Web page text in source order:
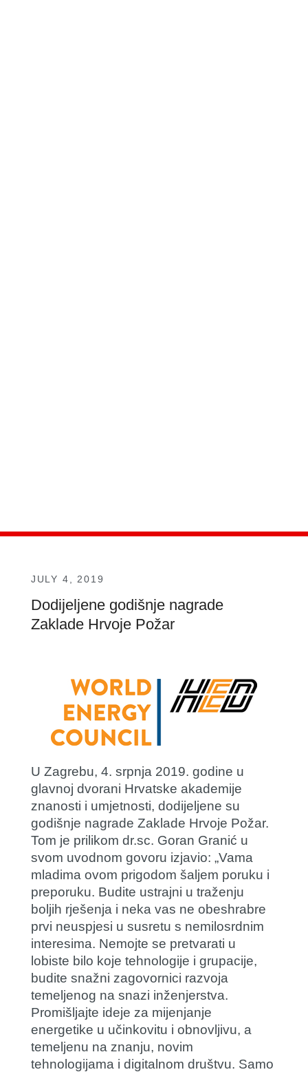
JULY 4, 2019
Dodijeljene godišnje nagrade
Zaklade Hrvoje Požar
U Zagrebu, 4. srpnja 2019. godine u
glavnoj dvorani Hrvatske akademije
znanosti i umjetnosti, dodijeljene su
godišnje nagrade Zaklade Hrvoje Požar.
Tom je prilikom dr.sc. Goran Granić u
svom uvodnom govoru izjavio: „Vama
mladima ovom prigodom šaljem poruku i
preporuku. Budite ustrajni u traženju
boljih rješenja i neka vas ne obeshrabre
prvi neuspjesi u susretu s nemilosrdnim
interesima. Nemojte se pretvarati u
lobiste bilo koje tehnologije i grupacije,
budite snažni zagovornici razvoja
temeljenog na snazi inženjerstva.
Promišljajte ideje za mijenjanje
energetike u učinkovitu i obnovljivu, a
temeljenu na znanju, novim
tehnologijama i digitalnom društvu. Samo